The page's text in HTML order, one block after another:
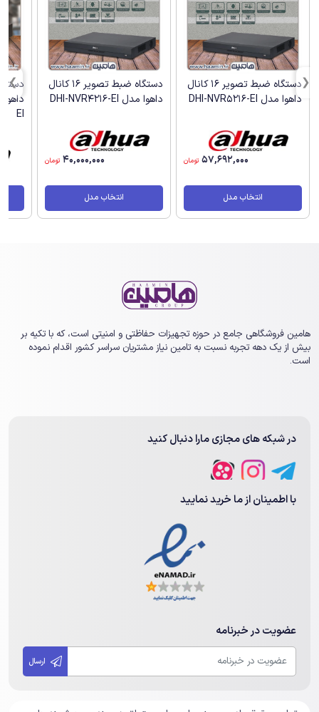
دستگاه ضبط تصویر 16 کانال
داهوا مدل DHI-NVR5216-EI
57,692,000 تومان
انتخاب مدل
دستگاه ضبط تصویر 16 کانال
داهوا مدل DHI-NVR4216-EI
40,000,000 تومان
انتخاب مدل
EI
هامین فروشگاهی جامع در حوزه تجهیزات حفاظتی و امنیتی است، که با تکیه بر
بیش از یک ‏دهه تجربه نسبت به تامین نیاز مشتریان سراسر کشور اقدام نموده
است.
در شبکه های مجازی مارا دنبال کنید
با اطمینان از ما خرید نمایید
عضویت در خبرنامه